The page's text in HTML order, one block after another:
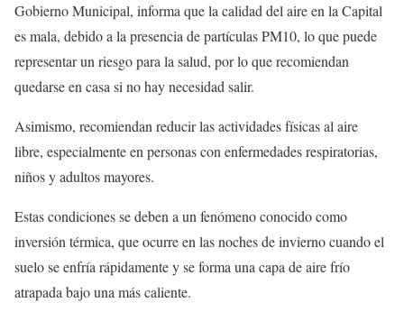
Gobierno Municipal, informa que la calidad del aire en la Capital
es mala, debido a la presencia de partículas PM10, lo que puede
representar un riesgo para la salud, por lo que recomiendan
quedarse en casa si no hay necesidad salir.
Asimismo, recomiendan reducir las actividades físicas al aire
libre, especialmente en personas con enfermedades respiratorias,
niños y adultos mayores.
Estas condiciones se deben a un fenómeno conocido como
inversión térmica, que ocurre en las noches de invierno cuando el
suelo se enfría rápidamente y se forma una capa de aire frío
atrapada bajo una más caliente.